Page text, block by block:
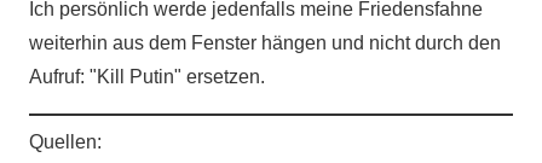
Ich persönlich werde jedenfalls meine Friedensfahne
weiterhin aus dem Fenster hängen und nicht durch den
Aufruf: "Kill Putin" ersetzen.
Quellen: